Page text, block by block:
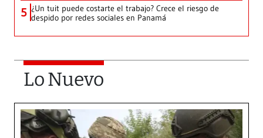
5 ¿Un tuit puede costarte el trabajo? Crece el riesgo de
despido por redes sociales en Panamá
Lo Nuevo